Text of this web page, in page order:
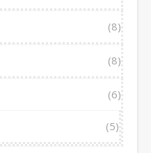
(8)
(8)
(6)
(5)